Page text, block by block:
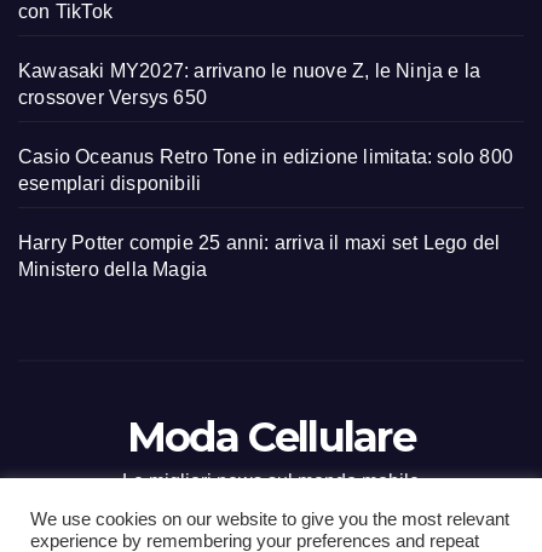
con TikTok
Kawasaki MY2027: arrivano le nuove Z, le Ninja e la
crossover Versys 650
Casio Oceanus Retro Tone in edizione limitata: solo 800
esemplari disponibili
Harry Potter compie 25 anni: arriva il maxi set Lego del
Ministero della Magia
Moda Cellulare
Le migliori news sul mondo mobile
We use cookies on our website to give you the most relevant
experience by remembering your preferences and repeat